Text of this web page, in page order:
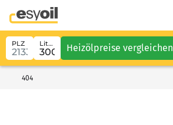
PLZ Liter Heizölpreise vergleichen
404